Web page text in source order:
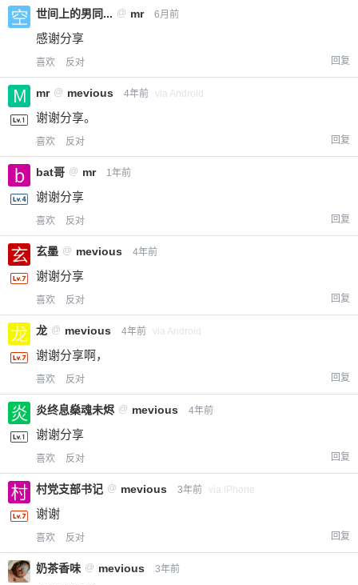
世间上的男同... @ mr 6月前
感谢分享
喜欢 反对 回复
mr @ mevious 4年前 via Android
谢谢分享。
喜欢 反对 回复
bat哥 @ mr 1年前
谢谢分享
喜欢 反对 回复
玄墨 @ mevious 4年前
谢谢分享
喜欢 反对 回复
龙 @ mevious 4年前 via Android
谢谢分享啊，
喜欢 反对 回复
炎终息燊魂未烬 @ mevious 4年前
谢谢分享
喜欢 反对 回复
村党支部书记 @ mevious 3年前 via iPhone
谢谢
喜欢 反对 回复
奶茶香味 @ mevious 3年前